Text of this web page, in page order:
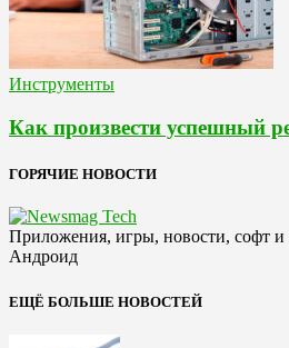
Инструменты
Как произвести успешный
ГОРЯЧИЕ НОВОСТИ
Приложения, игры, новости, софт и
Андроид
ЕЩЁ БОЛЬШЕ НОВОСТЕЙ